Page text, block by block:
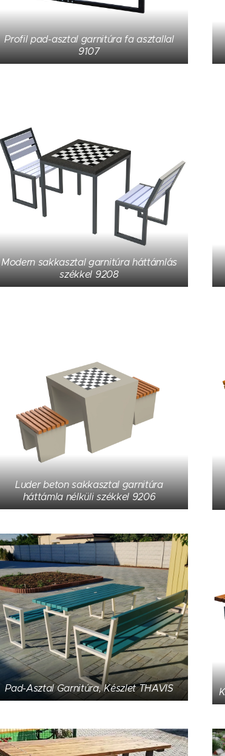
Profil pad-asztal garnitúra fa asztallal
9107
Modern sakkasztal garnitúra háttámlás
székkel 9208
Luder beton sakkasztal garnitúra
háttámla nélküli székkel 9206
Pad-Asztal Garnitúra, Készlet THAVIS